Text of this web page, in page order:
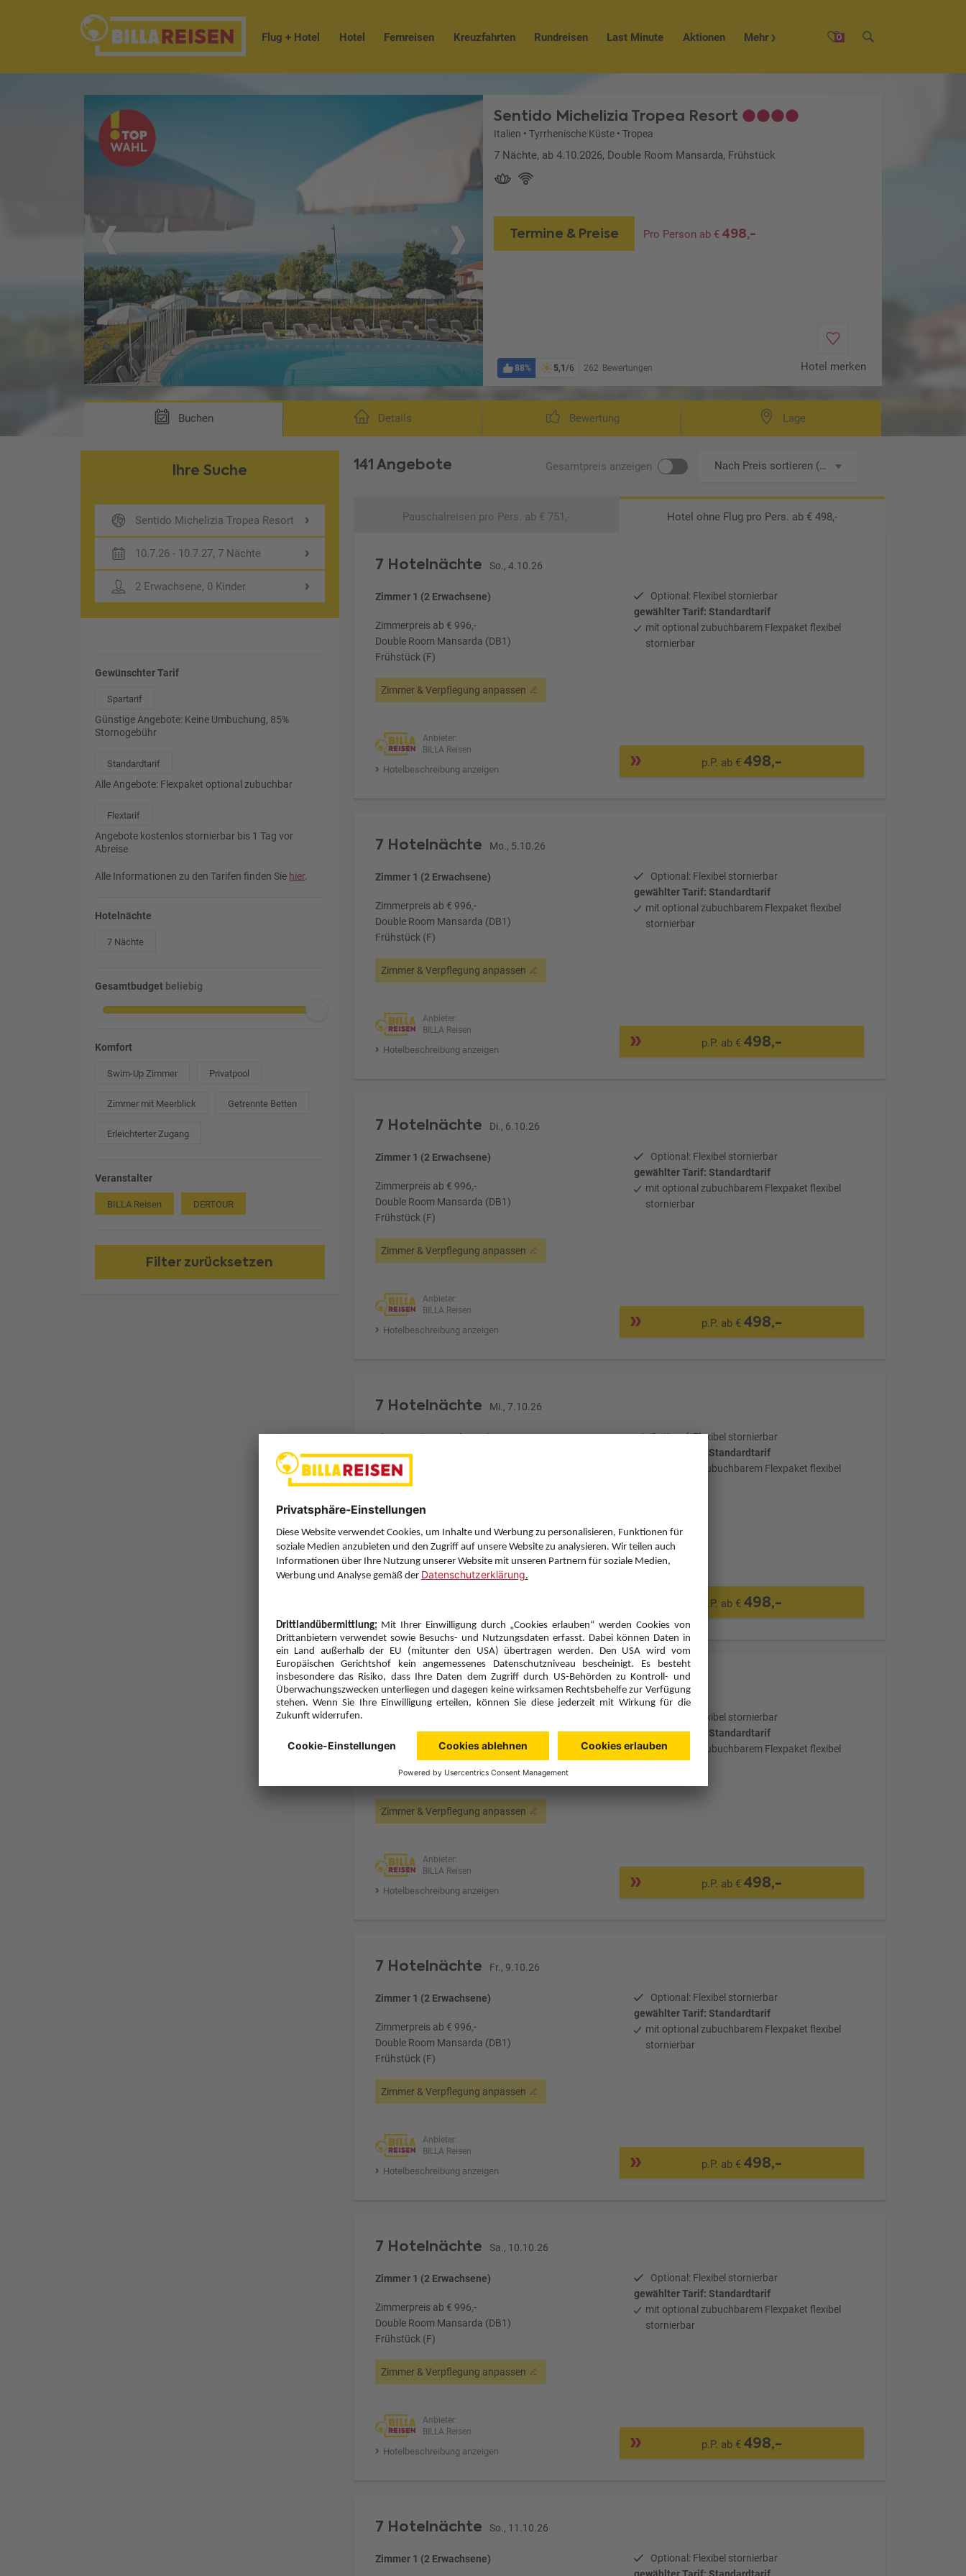
0
Flug + Hotel Hotel Fernreisen Kreuzfahrten Rundreisen Last Minute Aktionen Mehr
Sentido Michelizia Tropea Resort
Italien • Tyrrhenische Küste • Tropea
7 Nächte, ab 4.10.2026, Double Room Mansarda, Frühstück
Termine & Preise Pro Person ab €498,-
88% 5,1/6 262 Bewertungen Hotel merken
Buchen Details Bewertung Lage
Ihre Suche
Sentido Michelizia Tropea Resort
10.7.26 - 10.7.27, 7 Nächte
2 Erwachsene, 0 Kinder
Gewünschter Tarif
Spartarif
Günstige Angebote: Keine Umbuchung, 85%
Stornogebühr
Standardtarif
Alle Angebote: Flexpaket optional zubuchbar
Flextarif
Angebote kostenlos stornierbar bis 1 Tag vor
Abreise
Alle Informationen zu den Tarifen finden Sie hier.
Hotelnächte
7 Nächte
Gesamtbudget beliebig
Komfort
Swim-Up Zimmer Privatpool
Zimmer mit Meerblick Getrennte Betten
Erleichterter Zugang
Veranstalter
BILLA Reisen DERTOUR
Filter zurücksetzen
141 Angebote Gesamtpreis anzeigen Nach Preis sortieren (aufsteigend)
Pauschalreisen pro Pers. ab € 751,- Hotel ohne Flug pro Pers. ab € 498,-
7 Hotelnächte So., 4.10.26
Zimmer 1 (2 Erwachsene)
Zimmerpreis ab € 996,-
Double Room Mansarda (DB1)
Frühstück (F)
Zimmer & Verpflegung anpassen
Optional: Flexibel stornierbar
gewählter Tarif: Standardtarif
mit optional zubuchbarem Flexpaket flexibel
stornierbar
Anbieter:
BILLA Reisen
Hotelbeschreibung anzeigen
p.P. ab € 498,-
7 Hotelnächte Mo., 5.10.26
Zimmer 1 (2 Erwachsene)
Zimmerpreis ab € 996,-
Double Room Mansarda (DB1)
Frühstück (F)
Zimmer & Verpflegung anpassen
Optional: Flexibel stornierbar
gewählter Tarif: Standardtarif
mit optional zubuchbarem Flexpaket flexibel
stornierbar
Anbieter:
BILLA Reisen
Hotelbeschreibung anzeigen
p.P. ab € 498,-
7 Hotelnächte Di., 6.10.26
Zimmer 1 (2 Erwachsene)
Zimmerpreis ab € 996,-
Double Room Mansarda (DB1)
Frühstück (F)
Zimmer & Verpflegung anpassen
Optional: Flexibel stornierbar
gewählter Tarif: Standardtarif
mit optional zubuchbarem Flexpaket flexibel
stornierbar
Anbieter:
BILLA Reisen
Hotelbeschreibung anzeigen
p.P. ab € 498,-
7 Hotelnächte Mi., 7.10.26
Zimmer 1 (2 Erwachsene)
Zimmerpreis ab € 996,-
Double Room Mansarda (DB1)
Zimmer & Verpflegung anpassen
Optional: Flexibel stornierbar
gewählter Tarif: Standardtarif
mit optional zubuchbarem Flexpaket flexibel
Anbieter:
p.P. ab € 498,-
7 Hotelnächte Do., 8.10.26
Zimmerpreis ab € 996,-
Double Room Mansarda (DB1)
Frühstück (F)
Zimmer & Verpflegung anpassen
Optional: Flexibel stornierbar
gewählter Tarif: Standardtarif
mit optional zubuchbarem Flexpaket flexibel
Anbieter:
BILLA Reisen
Hotelbeschreibung anzeigen
p.P. ab € 498,-
7 Hotelnächte Fr., 9.10.26
Zimmer 1 (2 Erwachsene)
Zimmerpreis ab € 996,-
Double Room Mansarda (DB1)
Frühstück (F)
Zimmer & Verpflegung anpassen
Optional: Flexibel stornierbar
gewählter Tarif: Standardtarif
mit optional zubuchbarem Flexpaket flexibel
stornierbar
Anbieter:
BILLA Reisen
Hotelbeschreibung anzeigen
p.P. ab € 498,-
7 Hotelnächte Sa., 10.10.26
Zimmer 1 (2 Erwachsene)
Zimmerpreis ab € 996,-
Double Room Mansarda (DB1)
Frühstück (F)
Zimmer & Verpflegung anpassen
Optional: Flexibel stornierbar
gewählter Tarif: Standardtarif
mit optional zubuchbarem Flexpaket flexibel
stornierbar
Anbieter:
BILLA Reisen
Hotelbeschreibung anzeigen
p.P. ab € 498,-
7 Hotelnächte So., 11.10.26
Zimmer 1 (2 Erwachsene)
Optional: Flexibel stornierbar